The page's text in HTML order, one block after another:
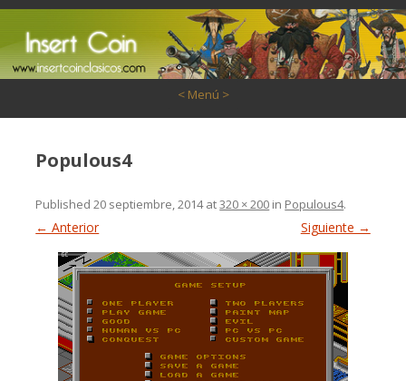
< Menú >
Populous4
Published20 septiembre, 2014at320 × 200 in Populous4.
← Anterior Siguiente →